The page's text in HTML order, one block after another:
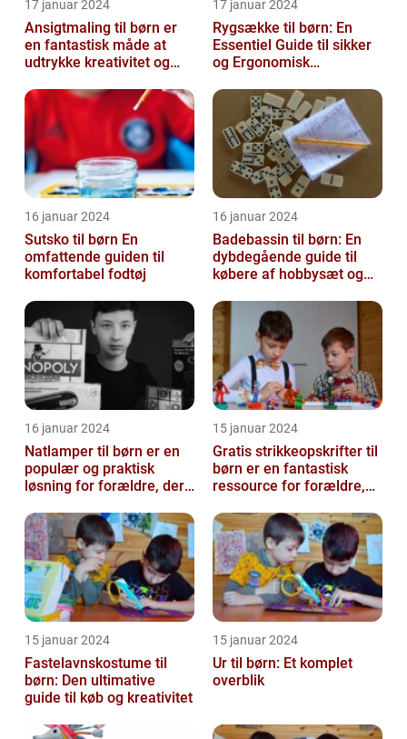
17 januar 2024
Ansigtmaling til børn er
en fantastisk måde at
udtrykke kreativitet og
17 januar 2024
Rygsække til børn: En
Essentiel Guide til sikker
og Ergonomisk
16 januar 2024
Sutsko til børn En
omfattende guiden til
komfortabel fodtøj
16 januar 2024
Badebassin til børn: En
dybdegående guide til
købere af hobbysæt og
16 januar 2024
Natlamper til børn er en
populær og praktisk
løsning for forældre, der
beroligend...
15 januar 2024
Gratis strikkeopskrifter til
børn er en fantastisk
ressource for forældre,
strikke...
15 januar 2024
Fastelavnskostume til
børn: Den ultimative
guide til køb og kreativitet
15 januar 2024
Ur til børn: Et komplet
overblik